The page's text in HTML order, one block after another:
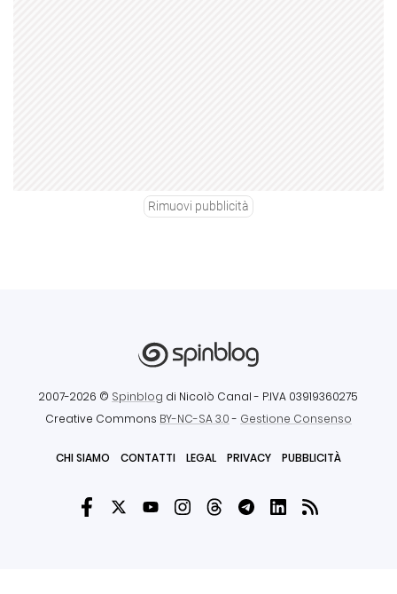
Rimuovi pubblicità
2007-2026 © Spinblog di Nicolò Canal - P.IVA 03919360275
Creative Commons BY-NC-SA 3.0- Gestione Consenso
CHI SIAMO CONTATTI LEGAL PRIVACY PUBBLICITÀ